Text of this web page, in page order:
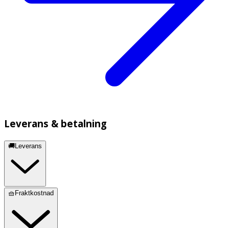
Leverans & betalning
🚚Leverans
🧺Fraktkostnad